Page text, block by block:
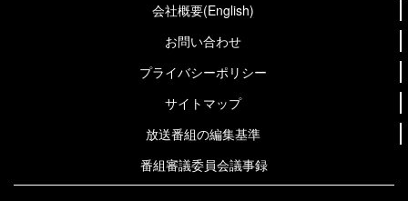
会社概要(English)
お問い合わせ
プライバシーポリシー
サイトマップ
放送番組の編集基準
番組審議委員会議事録